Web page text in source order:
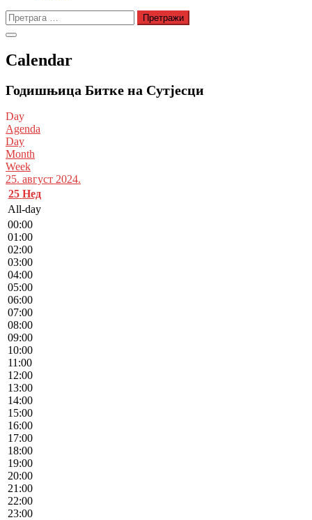
Претрага
за:
Calendar
Годишњица Битке на Сутјесци
Day
Agenda
Day
Month
Week
25. август 2024.
25 Нед
All-day
00:00
01:00
02:00
03:00
04:00
05:00
06:00
07:00
08:00
09:00
10:00
11:00
12:00
13:00
14:00
15:00
16:00
17:00
18:00
19:00
20:00
21:00
22:00
23:00